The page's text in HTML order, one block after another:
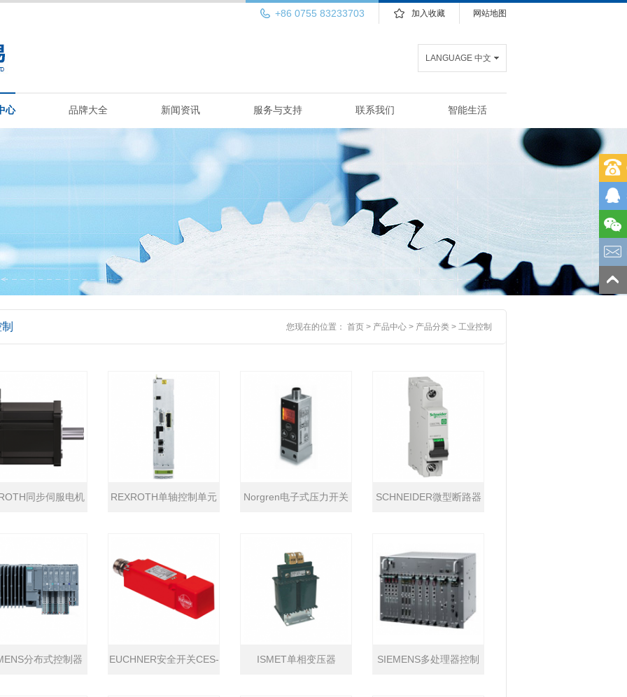
网站地图
加入收藏
+86 0755 83233703
LANGUAGE 中文
心 品牌大全 新闻资讯 服务与支持 联系我们 智能生活
您现在的位置： 首页 > 产品中心 > 产品分类 > 工业控制
同步伺服电机 REXROTH单轴控制单元 Norgren电子式压力开关 SCHNEIDER微型断路器
分布式控制器 EUCHNER安全开关CES- ISMET单相变压器 SIEMENS多处理器控制